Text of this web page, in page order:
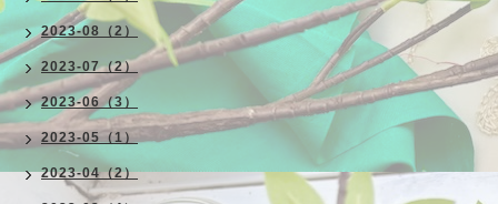
2023-08（2）
2023-07（2）
2023-06（3）
2023-05（1）
2023-04（2）